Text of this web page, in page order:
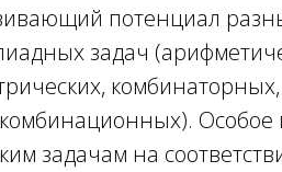
потенциал
задач
комбинаторных,
задачам на